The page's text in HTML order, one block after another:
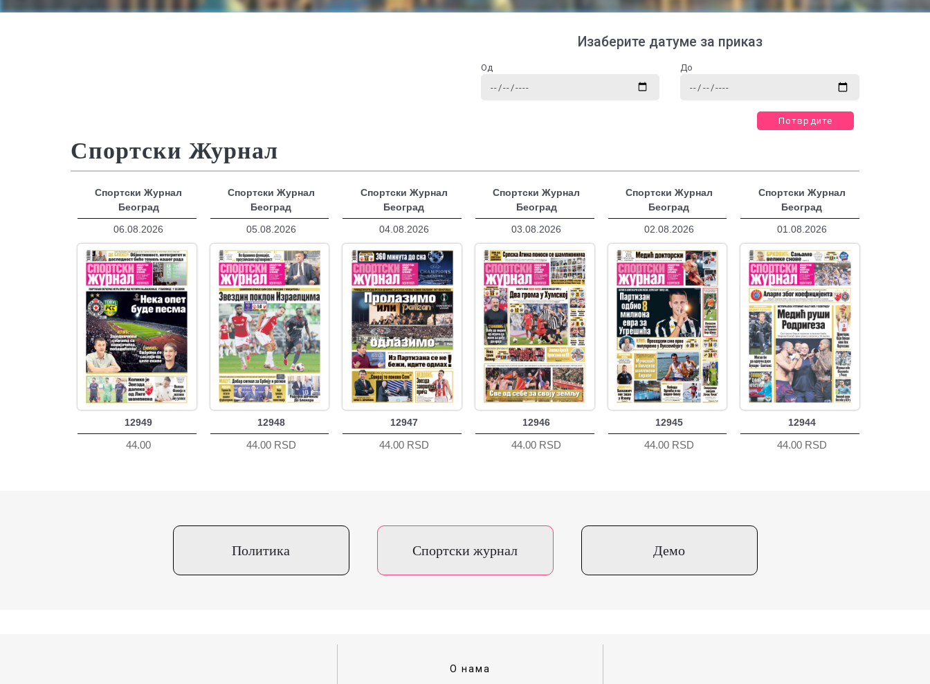
Изаберите датуме за приказ
Од До
Потврдите
Спортски Журнал
Спортски Журнал
Београд
06.08.2026
12949
44.00
Спортски Журнал
Београд
05.08.2026
12948
44.00 RSD
Спортски Журнал
Београд
04.08.2026
12947
44.00 RSD
Спортски Журнал
Београд
03.08.2026
12946
44.00 RSD
Спортски Журнал
Београд
02.08.2026
12945
44.00 RSD
Спортски Журнал
Београд
01.08.2026
12944
44.00 RSD
Политика Спортски журнал Демо
О нама